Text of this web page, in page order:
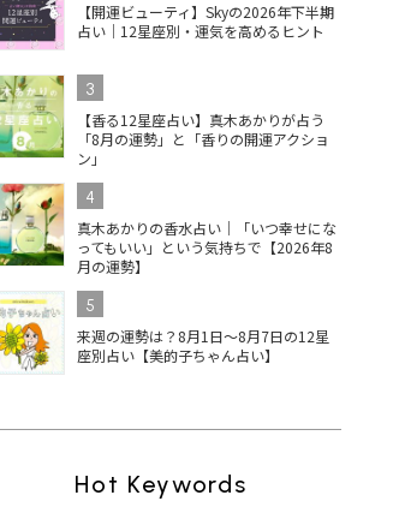
【開運ビューティ】Skyの2026年下半期
占い｜12星座別・運気を高めるヒント
3
【香る12星座占い】真木あかりが占う
「8月の運勢」と「香りの開運アクショ
ン」
4
真木あかりの香水占い｜「いつ幸せにな
ってもいい」という気持ちで【2026年8
月の運勢】
5
来週の運勢は？8月1日～8月7日の12星
座別占い【美的子ちゃん占い】
Hot Keywords